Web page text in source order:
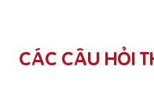
CÁC CÂU HỎI